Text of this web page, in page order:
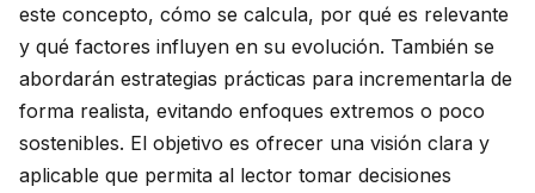
este concepto, cómo se calcula, por qué es relevante
y qué factores influyen en su evolución. También se
abordarán estrategias prácticas para incrementarla de
forma realista, evitando enfoques extremos o poco
sostenibles. El objetivo es ofrecer una visión clara y
aplicable que permita al lector tomar decisiones